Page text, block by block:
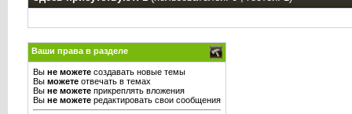
Ваши права в разделе
Вы не можетесоздавать новые темы
Вы можетеотвечать в темах
Вы не можетеприкреплять вложения
Вы не можетередактировать свои сообщения